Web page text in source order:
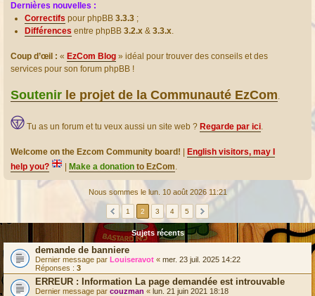
Dernières nouvelles :
Correctifs pour phpBB 3.3.3 ;
Différences entre phpBB 3.2.x & 3.3.x.
Coup d’œil : « EzCom Blog » idéal pour trouver des conseils et des
services pour son forum phpBB !
Soutenir le projet de la Communauté EzCom.
Tu as un forum et tu veux aussi un site web ? Regarde par ici.
Welcome on the Ezcom Community board!
English visitors, may I
help you?
Make a donation to EzCom.
Nous sommes le lun. 10 août 2026 11:21
1 2 3 4 5
Sujets récents
demande de banniere
Dernier message par Louiseravot « mer. 23 juil. 2025 14:22
Réponses : 3
ERREUR : Information La page demandée est introuvable
Dernier message par couzman « lun. 21 juin 2021 18:18